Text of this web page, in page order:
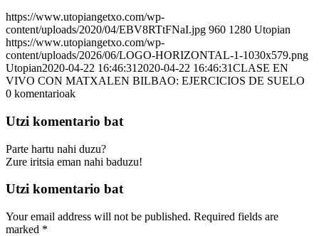
https://www.utopiangetxo.com/wp-
content/uploads/2020/04/EBV8RTtFNaI.jpg 960 1280 Utopian
https://www.utopiangetxo.com/wp-
content/uploads/2026/06/LOGO-HORIZONTAL-1-1030x579.png
Utopian2020-04-22 16:46:31 2020-04-22 16:46:31CLASE EN
VIVO CON MATXALEN BILBAO: EJERCICIOS DE SUELO
0 komentarioak
Utzi komentario bat
Parte hartu nahi duzu?
Zure iritsia eman nahi baduzu!
Utzi komentario bat
Your email address will not be published. Required fields are
marked *